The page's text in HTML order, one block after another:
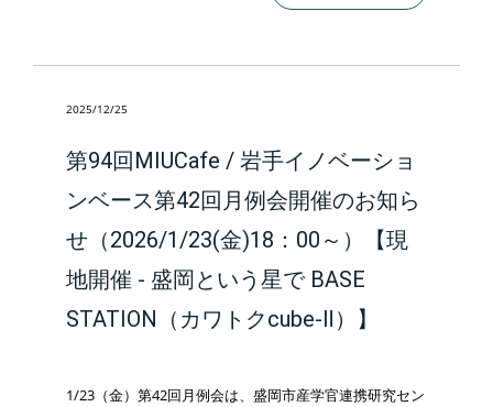
2025/12/25
第94回MIUCafe / 岩手イノベーショ
ンベース第42回月例会開催のお知ら
せ（2026/1/23(金)18：00～）【現
地開催 - 盛岡という星で BASE
STATION（カワトクcube-Ⅱ）】
1/23（金）第42回月例会は、盛岡市産学官連携研究セン